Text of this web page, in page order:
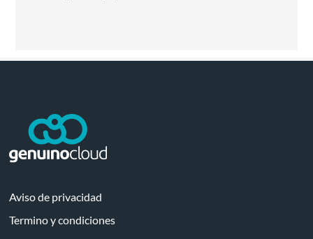
Aviso de privacidad
Termino y condiciones